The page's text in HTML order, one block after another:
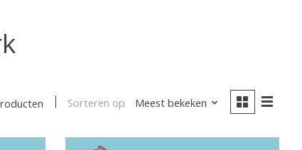
Sorteren op Meest bekeken